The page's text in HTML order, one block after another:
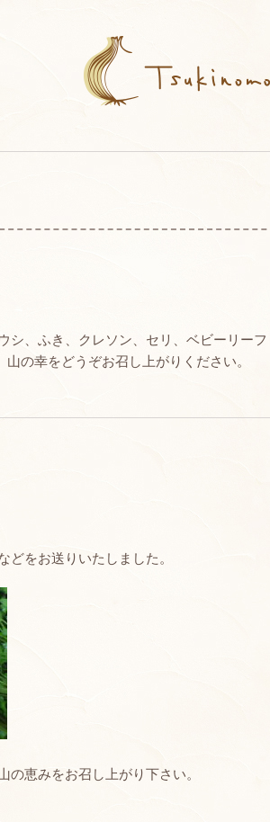
シ、ふき、クレソン、セリ、ベビーリー
の幸をどうぞお召し上がりください。
どをお送りいたしました。
恵みをお召し上がり下さい。